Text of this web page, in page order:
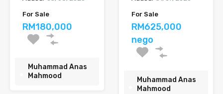
For Sale
RM180,000
Muhammad Anas
Mahmood
For Sale
RM625,000
nego
Muhammad Anas
Mahmood